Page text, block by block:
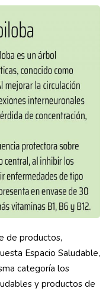
de productos,
Espacio Saludable,
categoría los
y productos de